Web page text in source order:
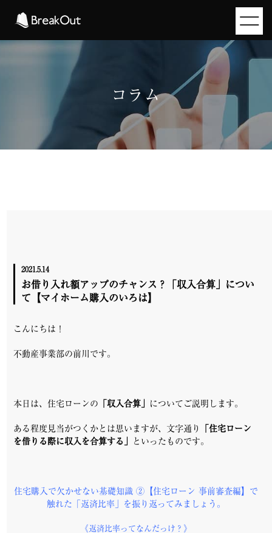
コラム
2021.5.14
お借り入れ額アップのチャンス？「収入合算」につい
て【マイホーム購入のいろは】
こんにちは！
不動産事業部の前川です。
本日は、 住宅ローンの 「収入合算」 についてご説明します。
ある程度見当がつくかとは思いますが、文字通り
「住宅ローン
を借りる際に収入を合算する」
といったものです。
住宅購入で欠かせない基礎知識 ②【住宅ローン 事前審査編】で
触れた「返済比率」を振り返ってみましょう。
《返済比率ってなんだっけ？》